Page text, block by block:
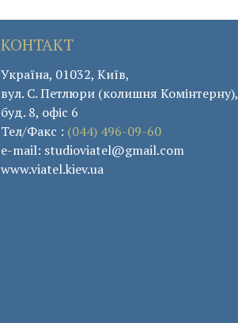
КОНТАКТ
Україна, 01032, Київ,
вул. С. Петлюри (колишня Комінтерну),
буд. 8, офіс 6
Тел/Факс : (044) 496-09-60
e-mail: studioviatel@gmail.com
www.viatel.kiev.ua